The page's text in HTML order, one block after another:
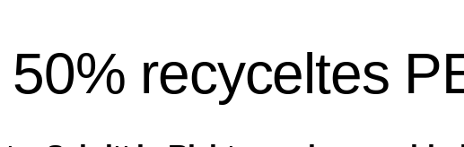
50% recyceltes